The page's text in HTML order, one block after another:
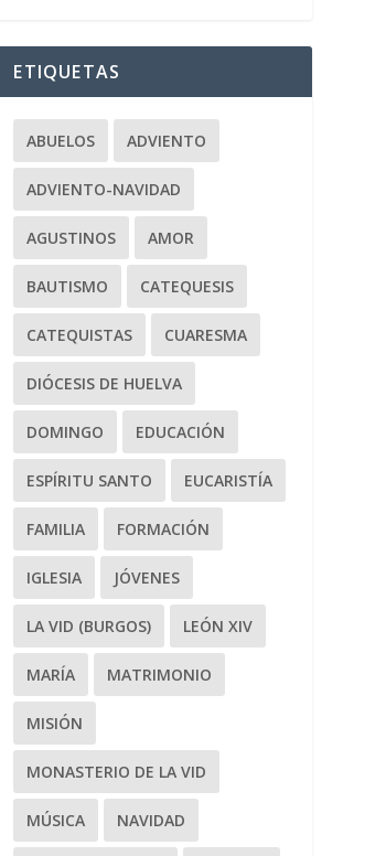
ETIQUETAS
ABUELOS ADVIENTO
ADVIENTO-NAVIDAD
AGUSTINOS AMOR
BAUTISMO CATEQUESIS
CATEQUISTAS CUARESMA
DIÓCESIS DE HUELVA
DOMINGO EDUCACIÓN
ESPÍRITU SANTO EUCARISTÍA
FAMILIA FORMACIÓN
IGLESIA JÓVENES
LA VID (BURGOS) LEÓN XIV
MARÍA MATRIMONIO
MISIÓN
MONASTERIO DE LA VID
MÚSICA NAVIDAD